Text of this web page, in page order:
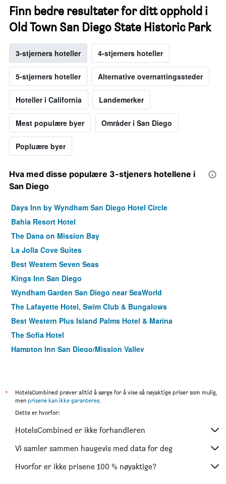
Finn bedre resultater for ditt opphold i
Old Town San Diego State Historic Park
3-stjerners hoteller 4-stjerners hoteller
5-stjerners hoteller Alternative overnattingssteder
Hoteller i California Landemerker
Mest populære byer Områder i San Diego
Popluære byer
Hva med disse populære 3-stjeners hotellene i
San Diego
Days Inn by Wyndham San Diego Hotel Circle
Bahia Resort Hotel
The Dana on Mission Bay
La Jolla Cove Suites
Best Western Seven Seas
Kings Inn San Diego
Wyndham Garden San Diego near SeaWorld
The Lafayette Hotel, Swim Club & Bungalows
Best Western Plus Island Palms Hotel & Marina
The Sofia Hotel
Hampton Inn San Diego/Mission Valley
Handlery Hotel
Courtyard by Marriott San Diego Mission Valley/Hotel
Circle
Surfer Beach Hotel
Best Western Plus Bayside Inn
Porto Vista Hotel
*
HotelsCombined prøver alltid å sørge for å vise så nøyaktige priser som mulig,
men prisene kan ikke garanteres.
Dette er hvorfor:
HotelsCombined er ikke forhandleren
Vi samler sammen haugevis med data for deg
Hvorfor er ikke prisene 100 % nøyaktige?